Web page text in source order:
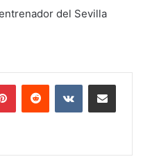
del Sevilla
PinterestReddit VKontakteCompartir por